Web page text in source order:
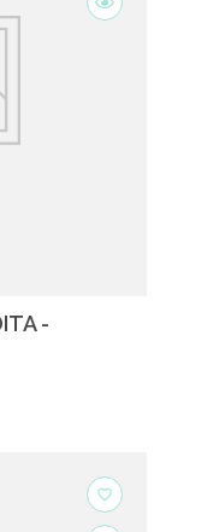
-
favorite_border